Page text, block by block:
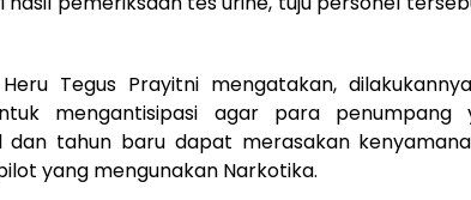
Heru Tegus Prayitni mengatakan,
mengantisipasi agar para penumpang
dan tahun baru dapat merasakan
yang mengunakan Narkotika.